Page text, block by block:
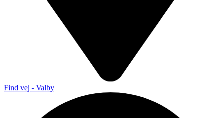
Find vej - Valby